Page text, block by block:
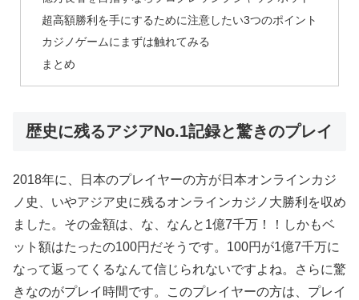
超高額勝利を手にするために注意したい3つのポイント
カジノゲームにまずは触れてみる
まとめ
歴史に残るアジアNo.1記録と驚きのプレイ
2018年に、日本のプレイヤーの方が日本オンラインカジ
ノ史、いやアジア史に残るオンラインカジノ大勝利を収め
ました。その金額は、な、なんと1億7千万！！しかもベ
ット額はたったの100円だそうです。100円が1億7千万に
なって返ってくるなんて信じられないですよね。さらに驚
きなのがプレイ時間です。このプレイヤーの方は、プレイ